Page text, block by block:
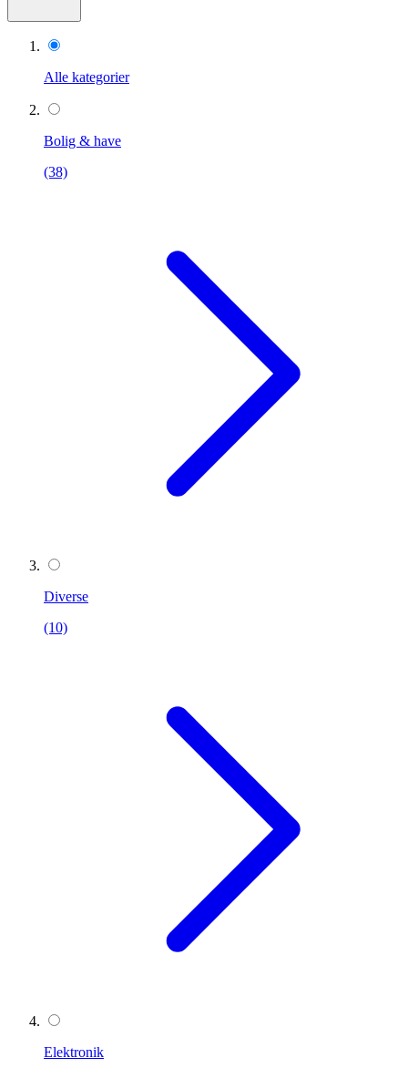
Alle kategorier
Bolig & have
(38)
Diverse
(10)
Elektronik